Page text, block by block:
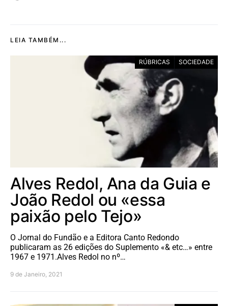
LEIA TAMBÉM...
RÚBRICAS SOCIEDADE
Alves Redol, Ana da Guia e
João Redol ou «essa
paixão pelo Tejo»
O Jornal do Fundão e a Editora Canto Redondo
publicaram as 26 edições do Suplemento «& etc…» entre
1967 e 1971.Alves Redol no nº…
9 de Janeiro, 2021